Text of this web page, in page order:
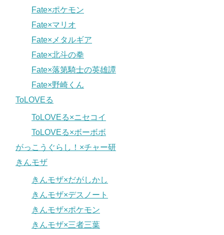
Fate×ポケモン
Fate×マリオ
Fate×メタルギア
Fate×北斗の拳
Fate×落第騎士の英雄譚
Fate×野崎くん
ToLOVEる
ToLOVEる×ニセコイ
ToLOVEる×ボーボボ
がっこうぐらし！×チャー研
きんモザ
きんモザ×だがしかし
きんモザ×デスノート
きんモザ×ポケモン
きんモザ×三者三葉